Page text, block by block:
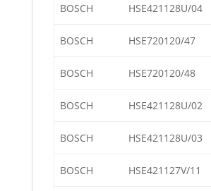
BOSCH HSE421128U/04
BOSCH HSE720120/47
BOSCH HSE720120/48
BOSCH HSE421128U/02
BOSCH HSE421128U/03
BOSCH HSE421127V/11